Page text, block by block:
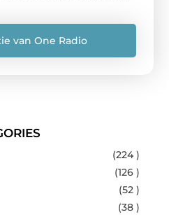
van One Radio
(224 )
(126 )
(52 )
(38 )